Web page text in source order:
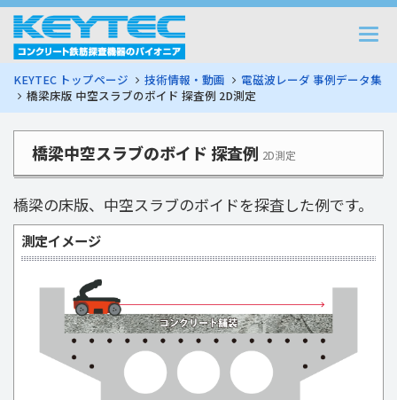
KEYTEC トップページ 技術情報・動画
電磁波レーダ 事例データ集
橋梁床版 中空スラブのボイド 探査例 2D測定
橋梁中空スラブのボイド 探査例 2D測定
橋梁の床版、中空スラブのボイドを探査した例です。
測定イメージ